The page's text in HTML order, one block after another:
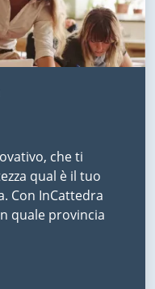
che ti
qual è il tuo
Con InCattedra
quale provincia